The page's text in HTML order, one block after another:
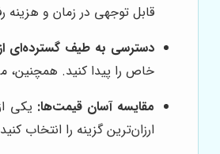
قابل توجهی در زمان و هزینه
دسترسی به طیف گسترده‌ای
خاص را پیدا کنید. همچنین،
مقایسه آسان قیمت‌ها: یکی
ارزان‌ترین گزینه را انتخاب